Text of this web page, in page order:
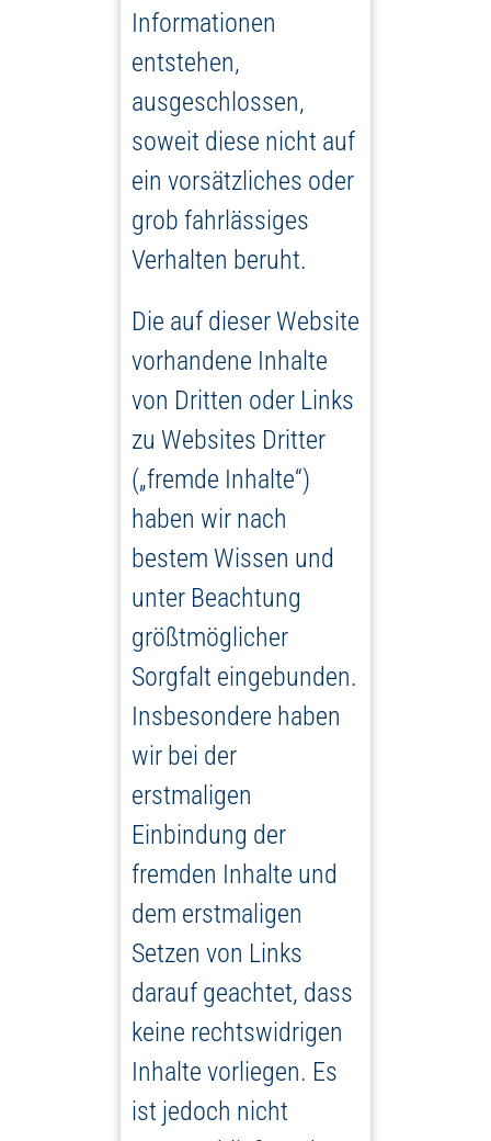
Informationen
entstehen,
ausgeschlossen,
soweit diese nicht auf
ein vorsätzliches oder
grob fahrlässiges
Verhalten beruht.
Die auf dieser Website
vorhandene Inhalte
von Dritten oder Links
zu Websites Dritter
(„fremde Inhalte“)
haben wir nach
bestem Wissen und
unter Beachtung
größtmöglicher
Sorgfalt eingebunden.
Insbesondere haben
wir bei der
erstmaligen
Einbindung der
fremden Inhalte und
dem erstmaligen
Setzen von Links
darauf geachtet, dass
keine rechtswidrigen
Inhalte vorliegen. Es
ist jedoch nicht